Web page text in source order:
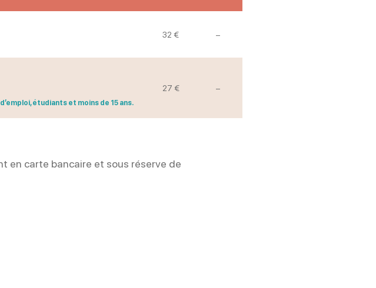
32 € –Non communiqué
étudiants et moins de 15 ans.
27 € –Non communiqué
en carte bancaire et sous réserve de